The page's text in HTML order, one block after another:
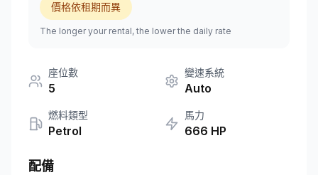
+351 963-584-279
價格依租期而異
The longer your rental, the lower the daily rate
座位數
5
變速系統
Auto
燃料類型
Petrol
馬力
666 HP
配備